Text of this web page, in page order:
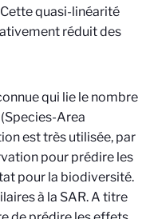
quasi-linéarité
réduit des
qui lie le nombre
Area
est très utilisée, par
pour prédire les
pour la biodiversité.
à la SAR. A titre